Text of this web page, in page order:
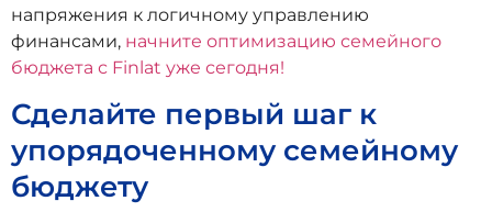
напряжения к логичному управлению
финансами, начните оптимизацию семейного
бюджета с Finlat уже сегодня!
Сделайте первый шаг к
упорядоченному семейному
бюджету